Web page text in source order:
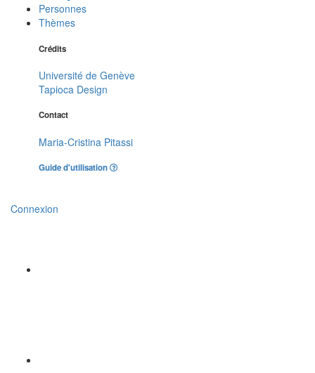
Personnes
Thèmes
Crédits
Université de Genève
Tapioca Design
Contact
Maria-Cristina Pitassi
Guide d'utilisation
Connexion